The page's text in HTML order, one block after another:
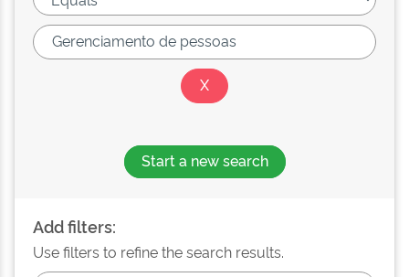
Start a new search
Add filters:
Use filters to refine the search results.